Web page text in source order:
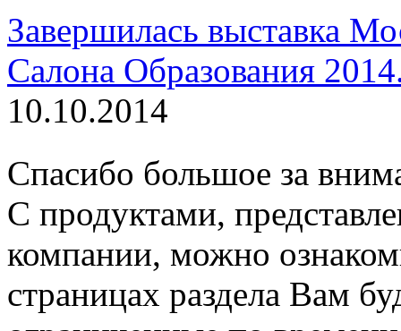
Завершилась выставка
Салона Образования
10.10.2014
Спасибо большое за
С продуктами,
компании, можно
страницах раздела Вам